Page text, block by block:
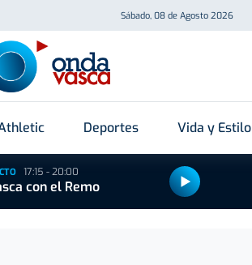
Sábado, 08 de Agosto 2026
Deportes Vida y Estilo
17:15 - 20:00
con el Remo